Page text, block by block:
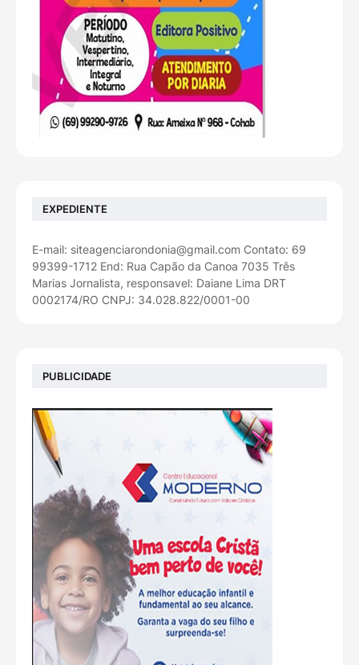
EXPEDIENTE
E-mail: siteagenciarondonia@gmail.com Contato: 69
99399-1712 End: Rua Capão da Canoa 7035 Três
Marias Jornalista, responsavel: Daiane Lima DRT
0002174/RO CNPJ: 34.028.822/0001-00
PUBLICIDADE